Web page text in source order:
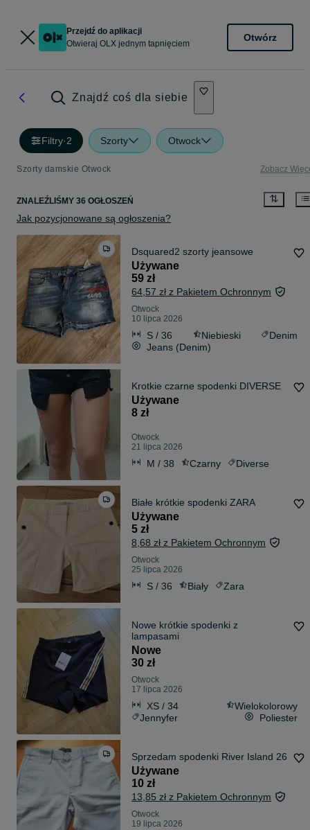
Przejdź do aplikacji
Otwieraj OLX jednym tapnięciem
Otwórz
Znajdź coś dla siebie
Filtry·2 Szorty Otwock
Szorty damskie Otwock Zobacz
ZNALEŹLIŚMY 36 OGŁOSZEŃ
Jak pozycjonowane są ogłoszenia?
Dsquared2 szorty jeansowe
Używane
59 zł
64,57 zł z Pakietem Ochronnym
Otwock
10 lipca 2026
S / 36 Niebieski
Denim
Jeans (Denim)
Krotkie czarne spodenki DIVERSE
Używane
8 zł
Otwock
21 lipca 2026
M / 38 Czarny Diverse
Białe krótkie spodenki ZARA
Używane
5 zł
8,68 zł z Pakietem Ochronnym
Otwock
25 lipca 2026
S / 36 Biały Zara
Nowe krótkie spodenki z
lampasami
Nowe
30 zł
Otwock
17 lipca 2026
XS / 34
Wielokolorowy
Jennyfer
Poliester
Sprzedam spodenki River Island 26
Używane
10 zł
13,85 zł z Pakietem Ochronnym
Otwock
19 lipca 2026